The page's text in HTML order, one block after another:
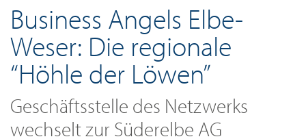
Business Angels Elbe-
Weser: Die regionale
“Höhle der Löwen”
Geschäftsstelle des Netzwerks
wechselt zur Süderelbe AG